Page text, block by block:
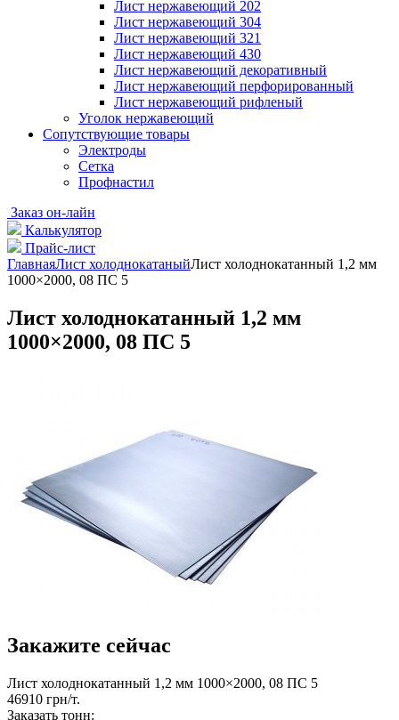
Лист нержавеющий 202
Лист нержавеющий 304
Лист нержавеющий 321
Лист нержавеющий 430
Лист нержавеющий декоративный
Лист нержавеющий перфорированный
Лист нержавеющий рифленый
Уголок нержавеющий
Cопутствующие товары
Электроды
Сетка
Профнастил
Заказ он-лайн
Калькулятор
Прайс-лист
ГлавнаяЛист холоднокатаныйЛист холоднокатанный 1,2 мм
1000×2000, 08 ПС 5
Лист холоднокатанный 1,2 мм
1000×2000, 08 ПС 5
Закажите сейчас
Лист холоднокатанный 1,2 мм 1000×2000, 08 ПС 5
46910 грн/т.
Заказать тонн: